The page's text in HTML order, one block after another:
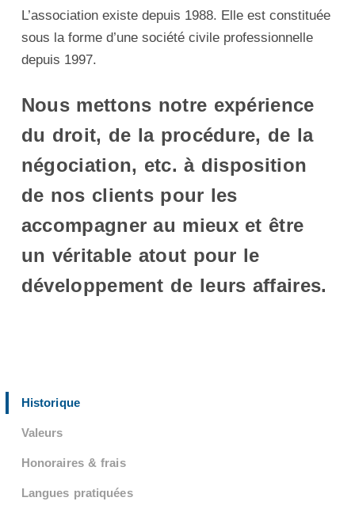
L’association existe depuis 1988. Elle est constituée
sous la forme d’une société civile professionnelle
depuis 1997.
Nous mettons notre expérience
du droit, de la procédure, de la
négociation, etc. à disposition
de nos clients pour les
accompagner au mieux et être
un véritable atout pour le
développement de leurs affaires.
Historique
Valeurs
Honoraires & frais
Langues pratiquées